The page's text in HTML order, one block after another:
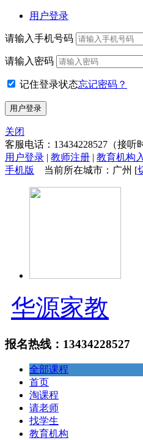
用户登录
请输入手机号码
请输入密码
记住登录状态忘记密码？
关闭
客服电话： 13434228527 （接听
用户登录 | 教师注册 | 教育机构
手机版
当前所在城市：广州 [
华源家教
报名热线：13434228527
全部课程
首页
淘课程
请老师
找学生
教育机构